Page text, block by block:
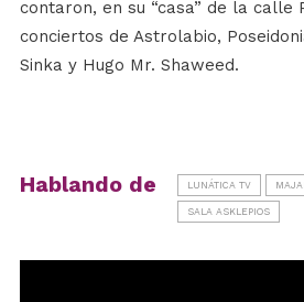
contaron, en su “casa” de la calle
conciertos de Astrolabio,
Sinka y Hugo Mr. Shaweed.
Hablando de LUNÁTICA TV
SALA ASKLEPIOS